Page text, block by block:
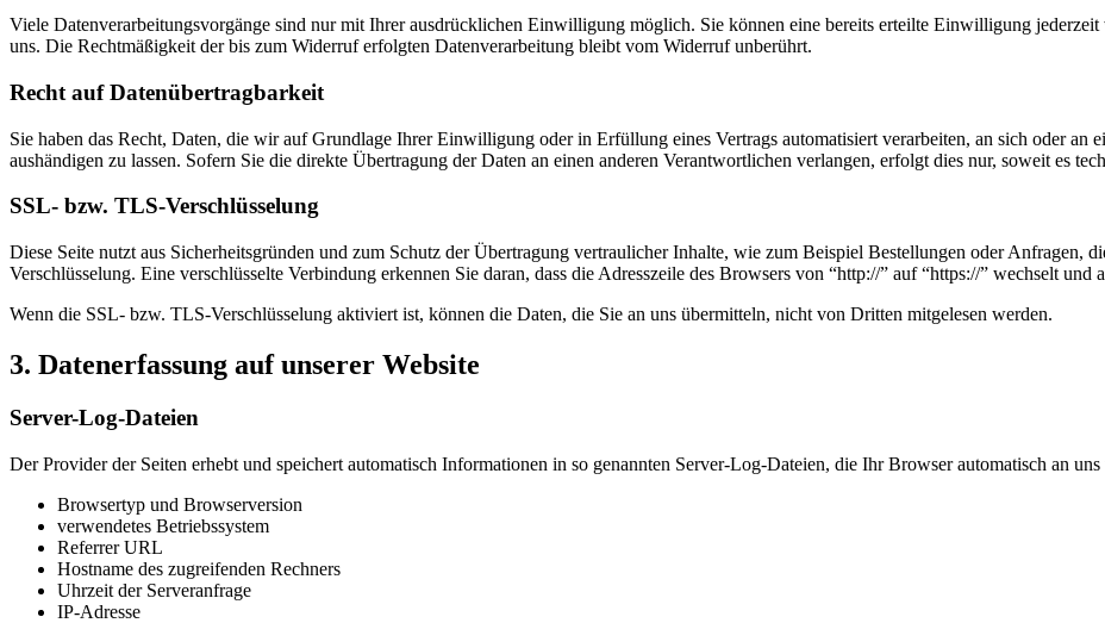
Viele Datenverarbeitungsvorgänge sind nur mit Ihrer ausdrücklichen Einwilligung möglich. Sie können eine bereits erteilte Einwilligung
uns. Die Rechtmäßigkeit der bis zum Widerruf erfolgten Datenverarbeitung bleibt vom Widerruf unberührt.
Recht auf Datenübertragbarkeit
Sie haben das Recht, Daten, die wir auf Grundlage Ihrer Einwilligung oder in Erfüllung eines Vertrags automatisiert verarbeiten, an sich oder an
aushändigen zu lassen. Sofern Sie die direkte Übertragung der Daten an einen anderen Verantwortlichen verlangen, erfolgt dies nur, soweit es
SSL- bzw. TLS-Verschlüsselung
Diese Seite nutzt aus Sicherheitsgründen und zum Schutz der Übertragung vertraulicher Inhalte, wie zum Beispiel Bestellungen oder Anfragen,
Verschlüsselung. Eine verschlüsselte Verbindung erkennen Sie daran, dass die Adresszeile des Browsers von “http://” auf “https://” wechselt
Wenn die SSL- bzw. TLS-Verschlüsselung aktiviert ist, können die Daten, die Sie an uns übermitteln, nicht von Dritten mitgelesen werden.
3. Datenerfassung auf unserer Website
Server-Log-Dateien
Der Provider der Seiten erhebt und speichert automatisch Informationen in so genannten Server-Log-Dateien, die Ihr Browser automatisch an
Browsertyp und Browserversion
verwendetes Betriebssystem
Referrer URL
Hostname des zugreifenden Rechners
Uhrzeit der Serveranfrage
IP-Adresse